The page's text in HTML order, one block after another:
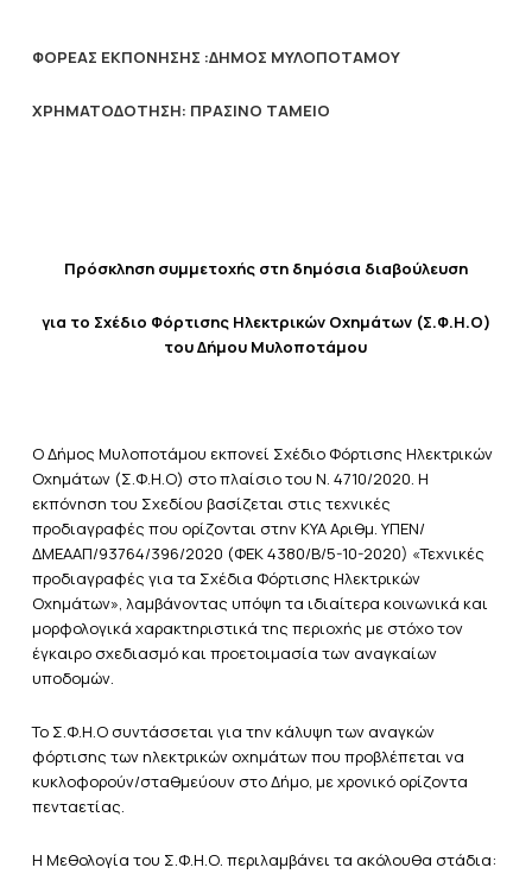
ΦΟΡΕΑΣ ΕΚΠΟΝΗΣΗΣ :ΔΗΜΟΣ ΜΥΛΟΠΟΤΑΜΟΥ
ΧΡΗΜΑΤΟΔΟΤΗΣΗ: ΠΡΑΣΙΝΟ ΤΑΜΕΙΟ
Πρόσκληση συμμετοχής στη δημόσια διαβούλευση
για το Σχέδιο Φόρτισης Ηλεκτρικών Οχημάτων (Σ.Φ.Η.Ο)
του Δήμου Μυλοποτάμου
Ο Δήμος Μυλοποτάμου εκπονεί Σχέδιο Φόρτισης Ηλεκτρικών
Οχημάτων (Σ.Φ.Η.Ο) στο πλαίσιο του Ν. 4710/2020. Η
εκπόνηση του Σχεδίου βασίζεται στις τεχνικές
προδιαγραφές που ορίζονται στην ΚΥΑ Αριθμ. ΥΠΕΝ/
ΔΜΕΑΑΠ/93764/396/2020 (ΦΕΚ 4380/Β/5-10-2020) «Τεχνικές
προδιαγραφές για τα Σχέδια Φόρτισης Ηλεκτρικών
Οχημάτων», λαμβάνοντας υπόψη τα ιδιαίτερα κοινωνικά και
μορφολογικά χαρακτηριστικά της περιοχής με στόχο τον
έγκαιρο σχεδιασμό και προετοιμασία των αναγκαίων
υποδομών.
Το Σ.Φ.Η.Ο συντάσσεται για την κάλυψη των αναγκών
φόρτισης των ηλεκτρικών οχημάτων που προβλέπεται να
κυκλοφορούν/σταθμεύουν στο Δήμο, με χρονικό ορίζοντα
πενταετίας.
Η Μεθολογία του Σ.Φ.Η.Ο. περιλαμβάνει τα ακόλουθα στάδια: